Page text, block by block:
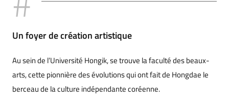
Un foyer de création artistique
Au sein de l’Université Hongik, se trouve la faculté des beaux-
arts, cette pionnière des évolutions qui ont fait de Hongdae le
berceau de la culture indépendante coréenne.